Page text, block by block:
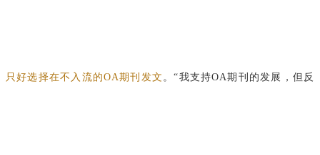
只好选择在不入流的OA期刊发文 。“我支持OA期刊的发展，但反